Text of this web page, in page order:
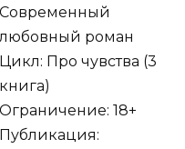
Современный
любовный роман
Цикл: Про чувства (3
книга)
Ограничение: 18+
Публикация: